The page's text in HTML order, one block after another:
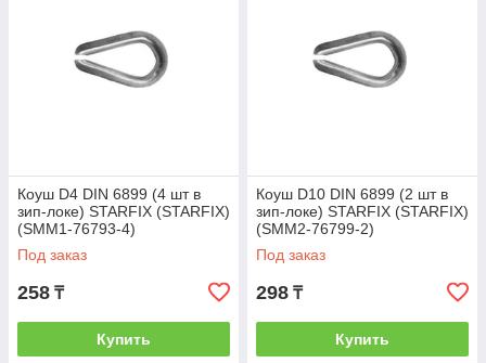
Коуш D4 DIN 6899 (4 шт в
зип-локе) STARFIX (STARFIX)
(SMM1-76793-4)
Под заказ
258 ₸
Купить
Коуш D10 DIN 6899 (2 шт в
зип-локе) STARFIX (STARFIX)
(SMM2-76799-2)
Под заказ
298 ₸
Купить